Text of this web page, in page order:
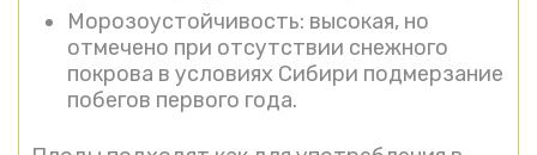
Морозоустойчивость: высокая, но
отмечено при отсутствии снежного
покрова в условиях Сибири подмерзание
побегов первого года.